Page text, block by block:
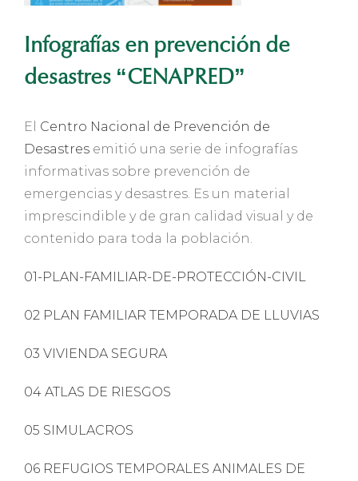
Infografías en prevención de
desastres “CENAPRED”
El Centro Nacional de Prevención de
Desastres emitió una serie de infografías
informativas sobre prevención de
emergencias y desastres. Es un material
imprescindible y de gran calidad visual y de
contenido para toda la población.
01-PLAN-FAMILIAR-DE-PROTECCIÓN-CIVIL
02 PLAN FAMILIAR TEMPORADA DE LLUVIAS
03 VIVIENDA SEGURA
04 ATLAS DE RIESGOS
05 SIMULACROS
06 REFUGIOS TEMPORALES ANIMALES DE